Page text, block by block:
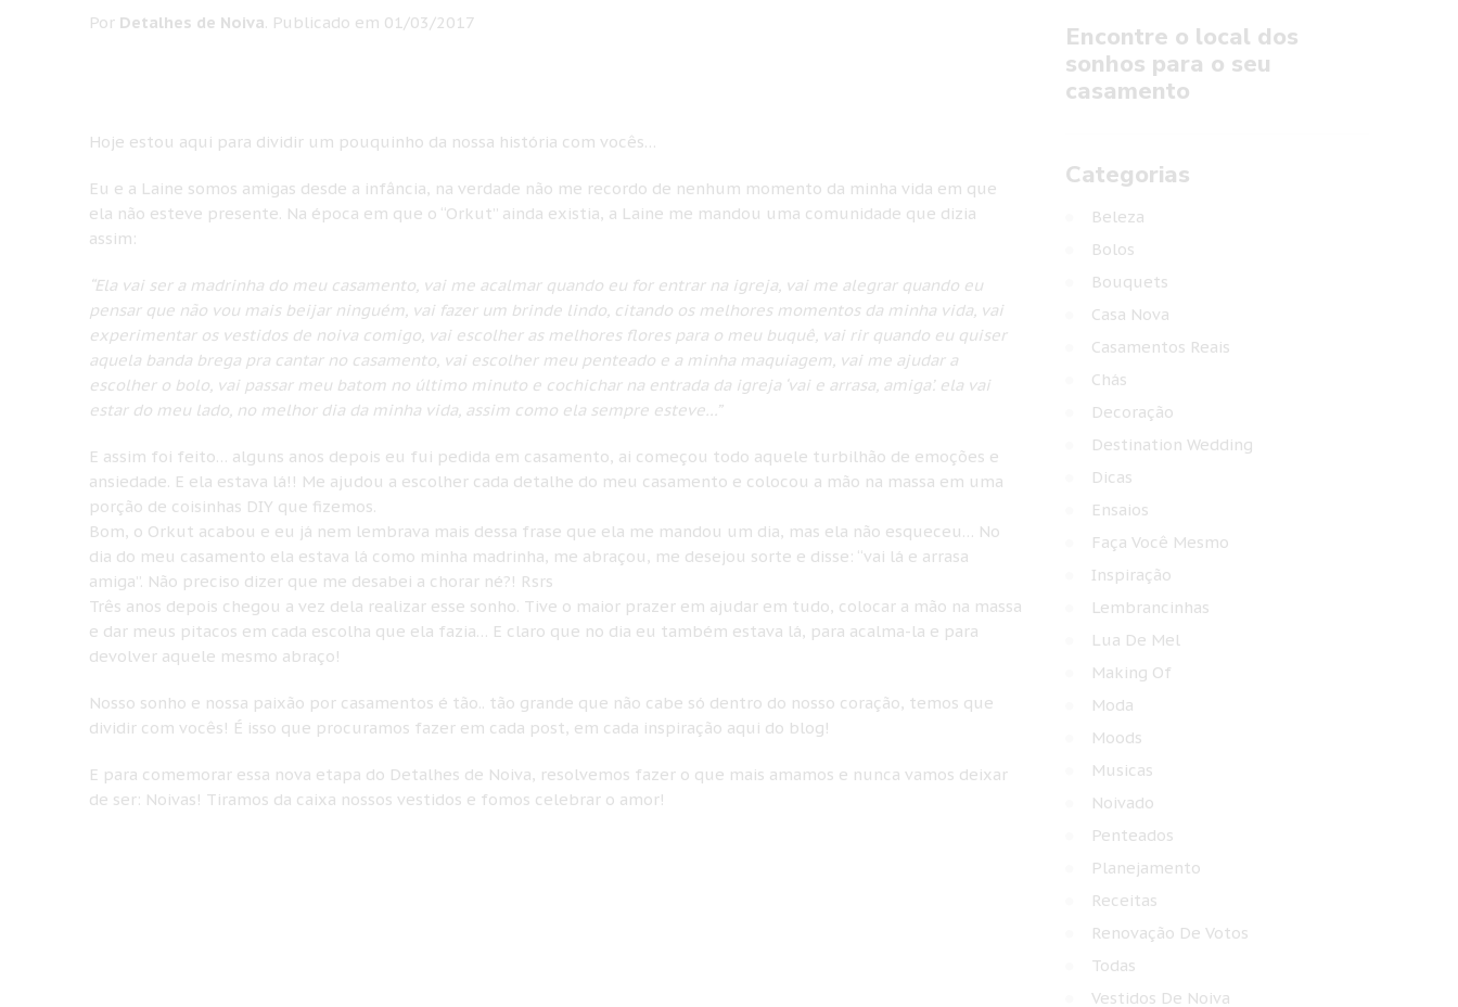
Por Detalhes de Noiva Publicado em 01/03/2017
Hoje estou aqui para dividir um pouquinho da nossa história com vocês…
Eu e a Laine somos amigas desde a infância, na verdade não me recordo de nenhum momento da minha vida em que
ela não esteve presente. Na época em que o “Orkut” ainda existia, a Laine me mandou uma comunidade que dizia
assim:
“Ela vai ser a madrinha do meu casamento, vai me acalmar quando eu for entrar na igreja, vai me alegrar quando eu
pensar que não vou mais beijar ninguém, vai fazer um brinde lindo, citando os melhores momentos da minha vida, vai
experimentar os vestidos de noiva comigo, vai escolher as melhores flores para o meu buquê, vai rir quando eu quiser
aquela banda brega pra cantar no casamento, vai escolher meu penteado e a minha maquiagem, vai me ajudar a
escolher o bolo, vai passar meu batom no último minuto e cochichar na entrada da igreja ‘vai e arrasa, amiga’. ela vai
estar do meu lado, no melhor dia da minha vida, assim como ela sempre esteve…”
E assim foi feito… alguns anos depois eu fui pedida em casamento, ai começou todo aquele turbilhão de emoções e
ansiedade. E ela estava lá!! Me ajudou a escolher cada detalhe do meu casamento e colocou a mão na massa em uma
porção de coisinhas DIY que fizemos.
Bom, o Orkut acabou e eu já nem lembrava mais dessa frase que ela me mandou um dia, mas ela não esqueceu… No
dia do meu casamento ela estava lá como minha madrinha, me abraçou, me desejou sorte e disse: “vai lá e arrasa
amiga”. Não preciso dizer que me desabei a chorar né?! Rsrs
Três anos depois chegou a vez dela realizar esse sonho. Tive o maior prazer em ajudar em tudo, colocar a mão na massa
e dar meus pitacos em cada escolha que ela fazia… E claro que no dia eu também estava lá, para acalma-la e para
devolver aquele mesmo abraço!
Nosso sonho e nossa paixão por casamentos é tão.. tão grande que não cabe só dentro do nosso coração, temos que
dividir com vocês! É isso que procuramos fazer em cada post, em cada inspiração aqui do blog!
E para comemorar essa nova etapa do Detalhes de Noiva, resolvemos fazer o que mais amamos e nunca vamos deixar
de ser: Noivas! Tiramos da caixa nossos vestidos e fomos celebrar o amor!
Encontre o local dos
sonhos para o seu
casamento
Categorias
Beleza
Bolos
Bouquets
Casa Nova
Casamentos Reais
Chás
Decoração
Destination Wedding
Dicas
Ensaios
Faça Você Mesmo
Inspiração
Lembrancinhas
Lua De Mel
Making Of
Moda
Moods
Musicas
Noivado
Penteados
Planejamento
Receitas
Renovação De Votos
Todas
Vestidos De Noiva